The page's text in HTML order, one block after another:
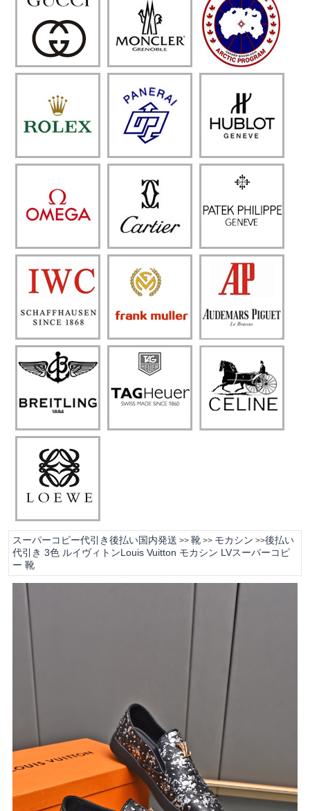
スーパーコピー代引き後払い国内発送 >> 靴>> モカシン >>後払い
代引き 3色 ルイヴィトンLouis Vuitton モカシン LVスーパーコピ
ー 靴